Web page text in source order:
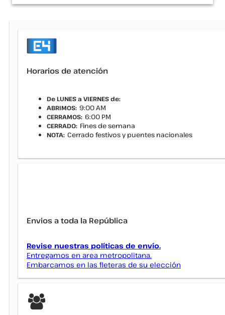
Horarios de atención
De LUNES a VIERNES de:
ABRIMOS: 9:00 AM
CERRAMOS: 6:00 PM
CERRADO: Fines de semana
NOTA: Cerrado festivos y puentes nacionales
Envios a toda la República
Revise nuestras políticas de envío.
Entregamos en area metropolitana.
Embarcamos en las fleteras de su elección